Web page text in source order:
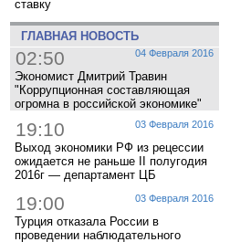
ставку
ГЛАВНАЯ НОВОСТЬ
04 Февраля 2016
02:50
Экономист Дмитрий Травин
"Коррупционная составляющая
огромна в российской экономике"
03 Февраля 2016
19:10
Выход экономики РФ из рецессии
ожидается не раньше II полугодия
2016г — департамент ЦБ
03 Февраля 2016
19:00
Турция отказала России в
проведении наблюдательного